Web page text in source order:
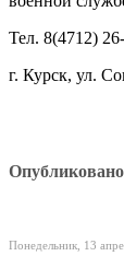
Тел. 8(4712)
г. Курск, ул.
Понедельник, 13